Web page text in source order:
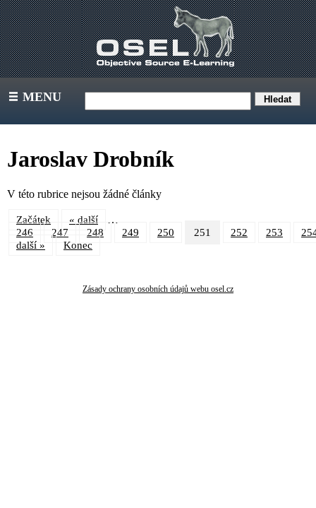
III MENU
Jaroslav Drobník
V této rubrice nejsou žádné články
Začátek « další …
246 247 248 249 250 251 252 253
další »
Konec
Zásady ochrany osobních údajů webu osel.cz